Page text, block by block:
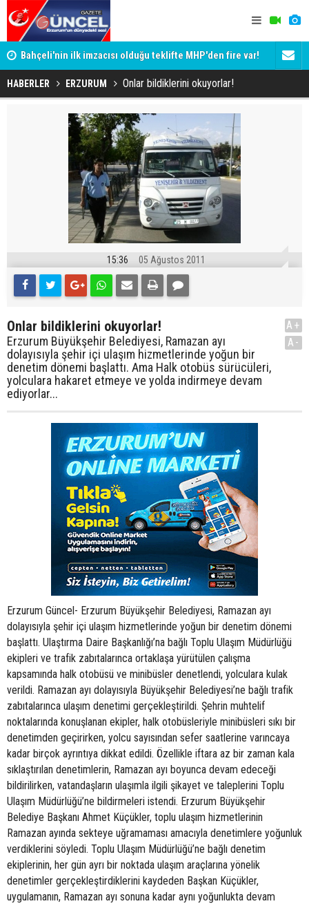
Bahçeli'nin ilk imzacısı olduğu teklifte MHP'den fire var!
İşte imzalamayan o isim
Siyaset-
HABERLER ERZURUM Onlar bildiklerini okuyorlar!
15:36 05 Ağustos 2011
Onlar bildiklerini okuyorlar!
Erzurum Büyükşehir Belediyesi, Ramazan ayı
dolayısıyla şehir içi ulaşım hizmetlerinde yoğun bir
denetim dönemi başlattı. Ama Halk otobüs sürücüleri,
yolculara hakaret etmeye ve yolda indirmeye devam
ediyorlar...
A+
A-
Erzurum Güncel- Erzurum Büyükşehir Belediyesi, Ramazan ayı
dolayısıyla şehir içi ulaşım hizmetlerinde yoğun bir denetim dönemi
başlattı. Ulaştırma Daire Başkanlığı’na bağlı Toplu Ulaşım Müdürlüğü
ekipleri ve trafik zabıtalarınca ortaklaşa yürütülen çalışma
kapsamında halk otobüsü ve minibüsler denetlendi, yolculara kulak
verildi. Ramazan ayı dolayısıyla Büyükşehir Belediyesi’ne bağlı trafik
zabıtalarınca ulaşım denetimi gerçekleştirildi. Şehrin muhtelif
noktalarında konuşlanan ekipler, halk otobüsleriyle minibüsleri sıkı bir
denetimden geçirirken, yolcu sayısından sefer saatlerine varıncaya
kadar birçok ayrıntıya dikkat edildi. Özellikle iftara az bir zaman kala
sıklaştırılan denetimlerin, Ramazan ayı boyunca devam edeceği
bildirilirken, vatandaşların ulaşımla ilgili şikayet ve taleplerini Toplu
Ulaşım Müdürlüğü’ne bildirmeleri istendi. Erzurum Büyükşehir
Belediye Başkanı Ahmet Küçükler, toplu ulaşım hizmetlerinin
Ramazan ayında sekteye uğramaması amacıyla denetimlere yoğunluk
verdiklerini söyledi. Toplu Ulaşım Müdürlüğü’ne bağlı denetim
ekiplerinin, her gün ayrı bir noktada ulaşım araçlarına yönelik
denetimler gerçekleştirdiklerini kaydeden Başkan Küçükler,
uygulamanın, Ramazan ayı sonuna kadar aynı yoğunlukta devam